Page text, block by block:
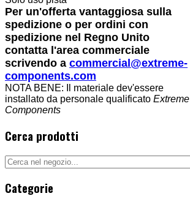
Per un'offerta vantaggiosa sulla
spedizione o per ordini con
spedizione nel Regno Unito
contatta l'area commerciale
scrivendo a commercial@extreme-
components.com
NOTA BENE: Il materiale dev'essere
installato da personale qualificato Extreme
Components
Cerca prodotti
Categorie